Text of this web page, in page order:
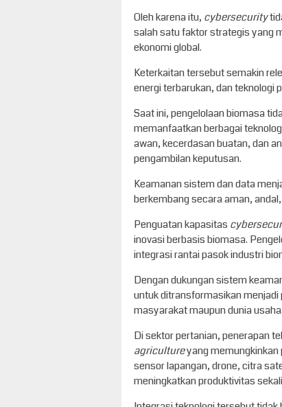
Oleh karena itu, cybersecurity
salah satu faktor strategis yang
ekonomi global.
Keterkaitan tersebut semakin
energi terbarukan, dan teknologi
Saat ini, pengelolaan biomasa
memanfaatkan berbagai
awan, kecerdasan buatan, dan
pengambilan keputusan.
Keamanan sistem dan data
berkembang secara aman,
Penguatan kapasitas
inovasi berbasis biomasa.
integrasi rantai pasok industri
Dengan dukungan sistem
untuk ditransformasikan
masyarakat maupun dunia usaha.
Di sektor pertanian, penerapan
agricultureyang memungkinkan
sensor lapangan, drone, citra
meningkatkan produktivitas